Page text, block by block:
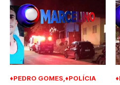
♦PEDRO GOMES ♦POLÍCIA